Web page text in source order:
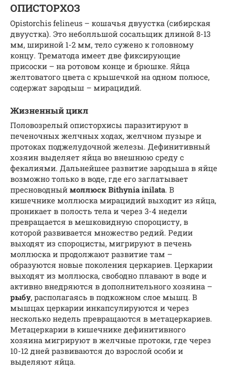
ОПИСТОРХОЗ
Opistorchis felineus – кошачья двуустка (сибирская
двуустка). Это неболльшой сосальщик длиной 8-13
мм, шириной 1-2 мм, тело сужено к головному
концу. Трематода имеет две фиксирующие
присоски – на ротовом конце и брюшке. Яйца
желтоватого цвета с крышечкой на одном полюсе,
содержат зародыш – мирацидий.
Жизненный цикл
Половозрелый описторхисы паразитируют в
печеночных желчных ходах, желчном пузыре и
протоках поджелудочной железы. Дефинитивный
хозяин выделяет яйца во внешнюю среду с
фекалиями. Дальнейшее развитие зародыша в яйце
возможно только в воде, где его заглатывает
пресноводный моллюск Bithynia inilata. В
кишечнике моллюска мирацидий выходит из яйца,
проникает в полость тела и через 3-4 недели
превращается в мешковидную спороцисту, в
которой развивается множество редий. Редии
выходят из спороцисты, мигрируют в печень
моллюска и продолжают развитие там –
образуются новые поколения церкариев. Церкарии
выходят из моллюска, свободно плавают в воде и
активно внедряются в дополнительного хозяина –
рыбу, располагаясь в подкожном слое мышц. В
мышцах церкарии инкапсулируются и через
несколько недель превращаются в метацеркариев.
Метацеркарии в кишечнике дефинитивного
хозяина мигрируют в желчные протоки, где через
10-12 дней развиваются до взрослой особи и
выделяют яйца.